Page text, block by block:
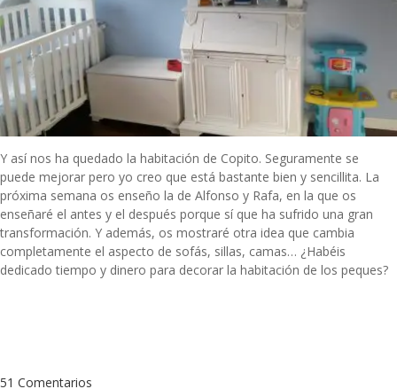
Y así nos ha quedado la habitación de Copito. Seguramente se
puede mejorar pero yo creo que está bastante bien y sencillita. La
próxima semana os enseño la de Alfonso y Rafa, en la que os
enseñaré el antes y el después porque sí que ha sufrido una gran
transformación. Y además, os mostraré otra idea que cambia
completamente el aspecto de sofás, sillas, camas… ¿Habéis
dedicado tiempo y dinero para decorar la habitación de los peques?
51 Comentarios